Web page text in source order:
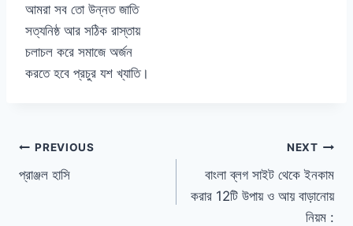
আমরা সব তো উন্নত জাতি
সত্যনিষ্ঠ আর সঠিক রাস্তায়
চলাচল করে সমাজে অর্জন
করতে হবে প্রচুর যশ খ্যাতি।
Post
navigation
PREVIOUS
প্রাঞ্জল হাসি
NEXT
বাংলা ব্লগ সাইট থেকে ইনকাম
করার 12টি উপায় ও আয় বাড়ানোয়
নিয়ম :